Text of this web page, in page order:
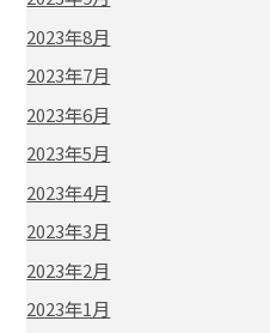
2023年8月
2023年7月
2023年6月
2023年5月
2023年4月
2023年3月
2023年2月
2023年1月